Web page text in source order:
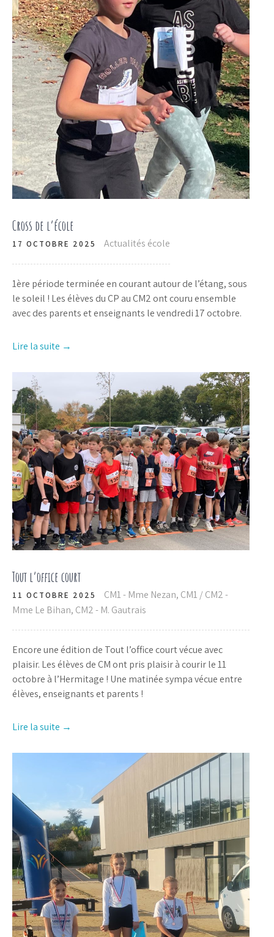
Cross de l’école
17 OCTOBRE 2025 Actualités école
1ère période terminée en courant autour de l’étang, sous
le soleil ! Les élèves du CP au CM2 ont couru ensemble
avec des parents et enseignants le vendredi 17 octobre.
Lire la suite →
Tout l’office court
11 OCTOBRE 2025 CM1 - Mme Nezan, CM1 / CM2 -
Mme Le Bihan, CM2 - M. Gautrais
Encore une édition de Tout l’office court vécue avec
plaisir. Les élèves de CM ont pris plaisir à courir le 11
octobre à l’Hermitage ! Une matinée sympa vécue entre
élèves, enseignants et parents !
Lire la suite →